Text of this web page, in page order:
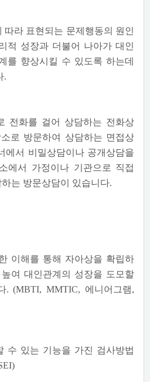
라 표현되는 문제행동의 원인
적 성장과 더불어 나아가 대인
를 향상시킬 수 있도록 하는데
.
전화를 걸어 상담하는 전화상
로 방문하여 상담하는 면접상
에서 비밀상담이나 공개상담을
에서 가정이나 기관으로 직접
는 방문상담이 있습니다.
이해를 통해 자아상을 확립하
여 대인관계의 성장을 도모할
. (MBTI, MMTIC, 에니어그램,
수 있는 기능을 가진 검사방법